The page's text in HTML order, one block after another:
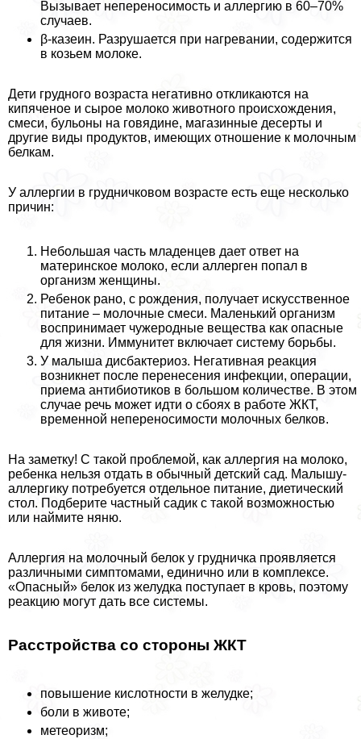
Вызывает непереносимость и аллергию в 60–70%
случаев.
β-казеин. Разрушается при нагревании, содержится
в козьем молоке.
Дети грудного возраста негативно откликаются на
кипяченое и сырое молоко животного происхождения,
смеси, бульоны на говядине, магазинные десерты и
другие виды продуктов, имеющих отношение к молочным
белкам.
У аллергии в грудничковом возрасте есть еще несколько
причин:
Небольшая часть младенцев дает ответ на
материнское молоко, если аллерген попал в
организм женщины.
Ребенок рано, с рождения, получает искусственное
питание – молочные смеси. Маленький организм
воспринимает чужеродные вещества как опасные
для жизни. Иммунитет включает систему борьбы.
У малыша дисбактериоз. Негативная реакция
возникнет после перенесения инфекции, операции,
приема антибиотиков в большом количестве. В этом
случае речь может идти о сбоях в работе ЖКТ,
временной непереносимости молочных белков.
На заметку! С такой проблемой, как аллергия на молоко,
ребенка нельзя отдать в обычный детский сад. Малышу-
аллергику потребуется отдельное питание, диетический
стол. Подберите частный садик с такой возможностью
или наймите няню.
Аллергия на молочный белок у грудничка проявляется
различными симптомами, единично или в комплексе.
«Опасный» белок из желудка поступает в кровь, поэтому
реакцию могут дать все системы.
Расстройства со стороны ЖКТ
повышение кислотности в желудке;
боли в животе;
метеоризм;